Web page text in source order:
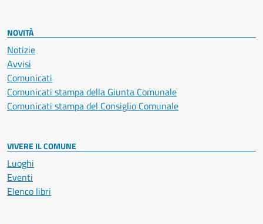
NOVITÀ
Notizie
Avvisi
Comunicati
Comunicati stampa della Giunta Comunale
Comunicati stampa del Consiglio Comunale
VIVERE IL COMUNE
Luoghi
Eventi
Elenco libri